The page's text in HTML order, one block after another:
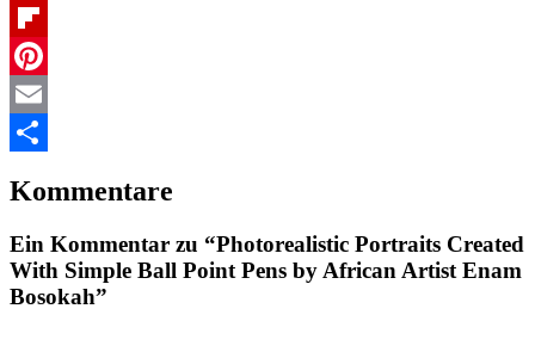
Telegram
Flipboard
Pinterest
Email
Kommentare
Ein Kommentar zu “Photorealistic Portraits Created
With Simple Ball Point Pens by African Artist Enam
Bosokah”